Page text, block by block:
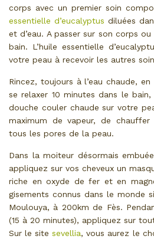
corps avec un premier soin
essentielle d’eucalyptus diluées
et d’eau. A passer sur son corps
bain. L’huile essentielle
votre peau à recevoir les autres
Rincez, toujours à l’eau chaude,
se relaxer 10 minutes dans le
douche couler chaude sur votre
maximum de vapeur, de
tous les pores de la peau.
Dans la moiteur désormais
appliquez sur vos cheveux un
riche en oxyde de fer et en
gisements connus dans le monde
Moulouya, à 200km de Fès.
(15 à 20 minutes), appliquez sur
Sur le sitesevellia, vous aurez le